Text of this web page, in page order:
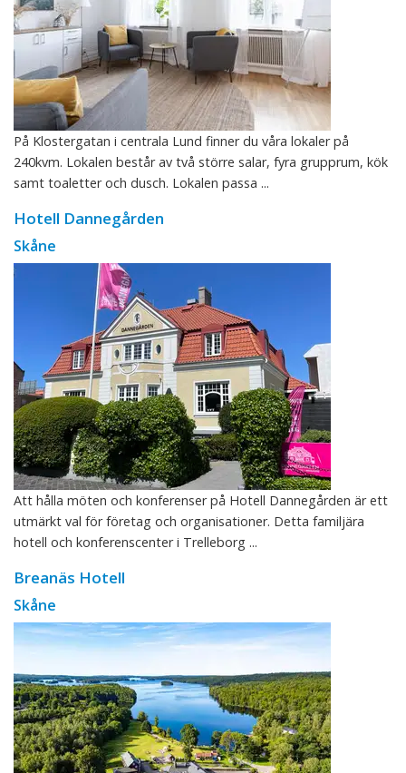
På Klostergatan i centrala Lund finner du våra lokaler på
240kvm. Lokalen består av två större salar, fyra grupprum, kök
samt toaletter och dusch. Lokalen passa ...
Hotell Dannegården
Skåne
Att hålla möten och konferenser på Hotell Dannegården är ett
utmärkt val för företag och organisationer. Detta familjära
hotell och konferenscenter i Trelleborg ...
Breanäs Hotell
Skåne